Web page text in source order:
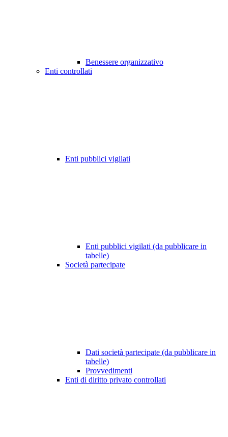
Benessere organizzativo
Enti controllati
Enti pubblici vigilati
Enti pubblici vigilati (da pubblicare in
tabelle)
Società partecipate
Dati società partecipate (da pubblicare in
tabelle)
Provvedimenti
Enti di diritto privato controllati